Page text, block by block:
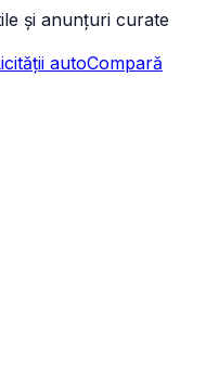
și anunțuri curate
autoCompară